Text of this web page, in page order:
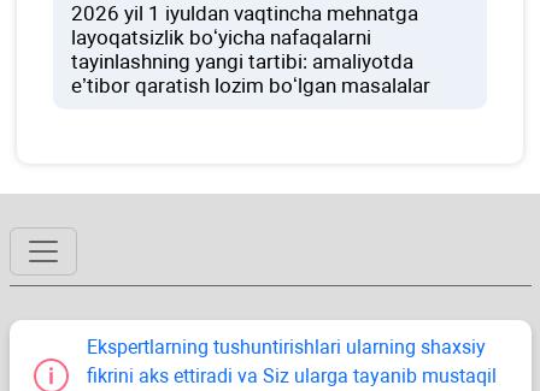
2026 yil 1 iyuldan vaqtincha mehnatga
layoqatsizlik boʻyicha nafaqalarni
tayinlashning yangi tartibi: amaliyotda
e’tibor qaratish lozim boʻlgan masalalar
Ekspertlarning tushuntirishlari ularning shaхsiy
fikrini aks ettiradi va Siz ularga tayanib mustaqil